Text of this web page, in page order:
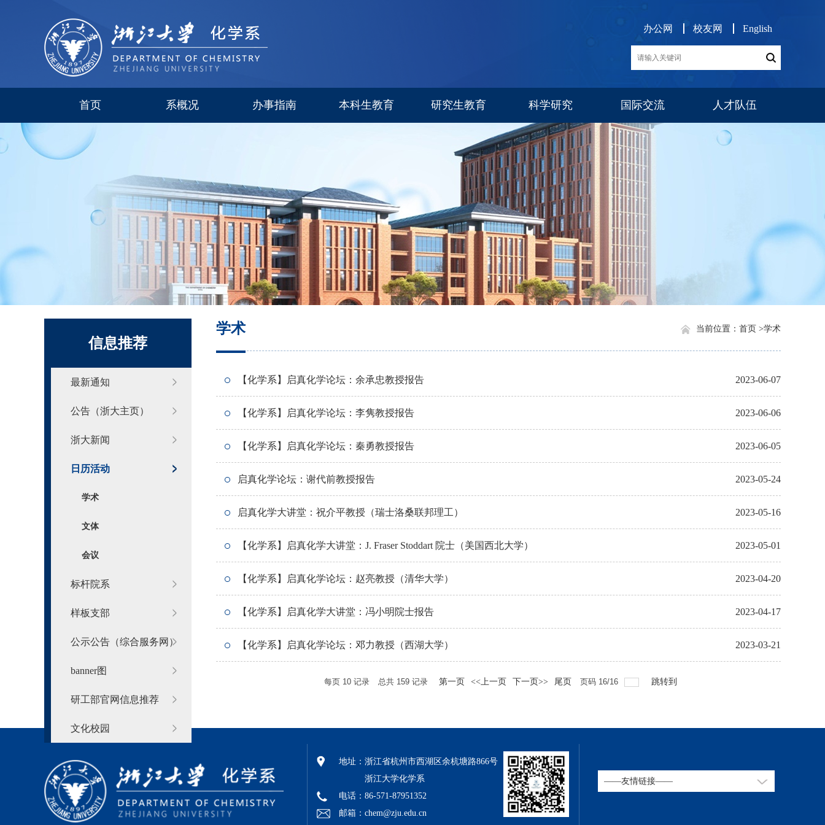
办公网 校友网 English
首页 系概况
研究所
委员会
历史沿革
化学系标识
办事指南 本科生教育 研究生教育 科学研究
科研进展
国际交流
交流项目
人才队伍
消息公告
信息推荐
最新通知
公告（浙大主页）
浙大新闻
日历活动
学术
文体
会议
标杆院系
样板支部
公示公告（综合服务网）
banner图
研工部官网信息推荐
文化校园
学术 学术
首页 >
当前位置：
【化学系】启真化学论坛：余承忠教授报告 2023-06-07
【化学系】启真化学论坛：李隽教授报告 2023-06-06
【化学系】启真化学论坛：秦勇教授报告 2023-06-05
启真化学论坛：谢代前教授报告 2023-05-24
启真化学大讲堂：祝介平教授（瑞士洛桑联邦理工） 2023-05-16
【化学系】启真化学大讲堂：J. Fraser Stoddart 院士（美国西北大学） 2023-05-01
【化学系】启真化学论坛：赵亮教授（清华大学） 2023-04-20
【化学系】启真化学大讲堂：冯小明院士报告 2023-04-17
【化学系】启真化学论坛：邓力教授（西湖大学） 2023-03-21
每页 10记录 总共 159记录 第一页 <<上一页 下一页>> 尾页 页码 16/16 跳转到
地址：浙江省杭州市西湖区余杭塘路866号
浙江大学化学系
电话：86-571-87951352
邮箱：chem@zju.edu.cn